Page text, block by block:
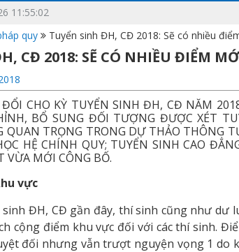
11:55:02
quy Tuyển sinh ĐH, CĐ 2018: Sẽ có nhiều
CĐ 2018: SẼ CÓ NHIỀU ĐIỂM
ĐỔI CHO KỲ TUYỂN SINH ĐH, CĐ NĂM
BỔ SUNG ĐỐI TƯỢNG ĐƯỢC XÉT
TRỌNG TRONG DỰ THẢO THÔNG
HỆ CHÍNH QUY; TUYỂN SINH CAO
VỪA MỚI CÔNG BỐ.
vực
ĐH, CĐ gần đây, thí sinh cũng như dư
cộng điểm khu vực đối với các thí sinh.
đối nhưng vẫn trượt nguyện vọng 1 do